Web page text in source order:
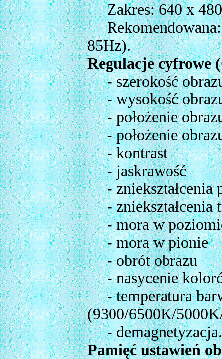
Zakres: 640 x 480
Rekomendowana:
85Hz).
Regulacje cyfrowe
- szerokość
- wysokość
- położenie obrazu
- położenie obrazu
- kontrast
- jaskrawość
- zniekształcenia
- zniekształcenia
- mora w
- mora w pionie
- obrót obrazu
- nasycenie
- temperatura
(9300/6500K/
- demagnetyzacja.
Pamięć ustawień